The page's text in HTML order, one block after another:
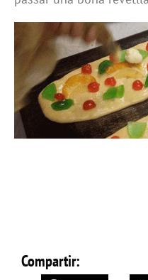
Compartir: